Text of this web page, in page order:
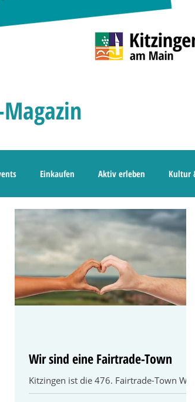
Einkaufen Aktiv erleben Kultur
Wir sind eine Fairtrade-Town
Kitzingen ist die 476. Fairtrade-Town Was
ist Fairtrade? Fairtrade verbindet